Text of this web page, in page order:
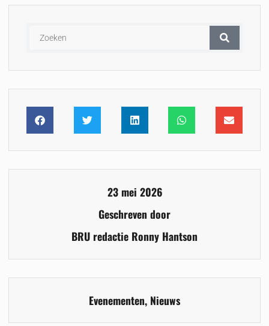
23 mei 2026
Geschreven door
BRU redactie Ronny Hantson
Evenementen, Nieuws